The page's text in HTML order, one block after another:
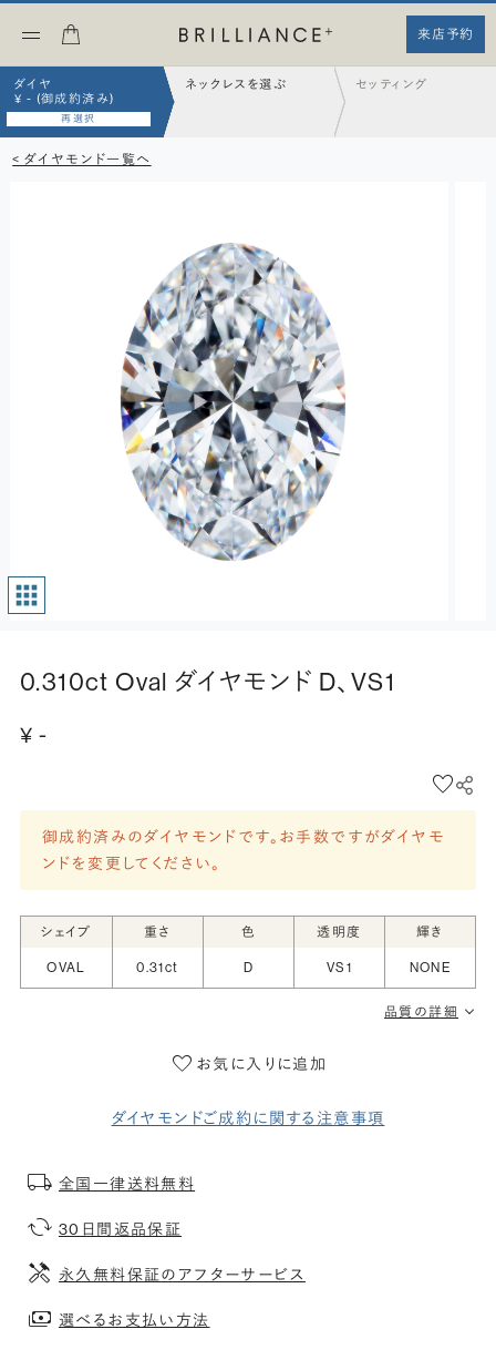
来店予約
ダイヤ
¥ - (御成約済み)
再選択
ネックレスを選ぶ セッティング
< ダイヤモンド一覧へ
0.310ct Oval ダイヤモンド D、VS1
¥ -
御成約済みのダイヤモンドです。お手数ですがダイヤモ
ンドを変更してください。
シェイプ 重さ 色 透明度 輝き
OVAL 0.31ct D VS1 NONE
品質の詳細
お気に入りに追加
ダイヤモンドご成約に関する注意事項
全国一律送料無料
30日間返品保証
永久無料保証のアフターサービス
選べるお支払い方法